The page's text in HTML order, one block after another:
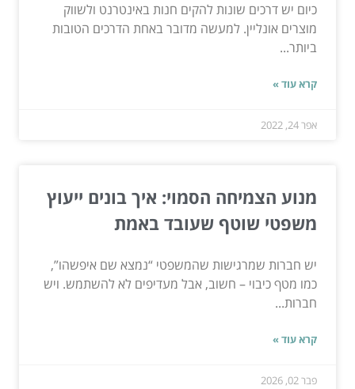
כיום יש דרכים שונות להקים חנות באינטרנט ולשווק
מוצרים אונליין. למעשה מדובר באחת הדרכים הטובות
ביותר...
קרא עוד »
אפר 24, 2022
מנוע הצמיחה הסמוי: איך בונים ייעוץ
משפטי שוטף שעובד באמת
יש חברות שמרגישות שהמשפטי “נמצא שם איפשהו”,
כמו מטף כיבוי – חשוב, אבל מעדיפים לא להשתמש. ויש
חברות...
קרא עוד »
פבר 02, 2026